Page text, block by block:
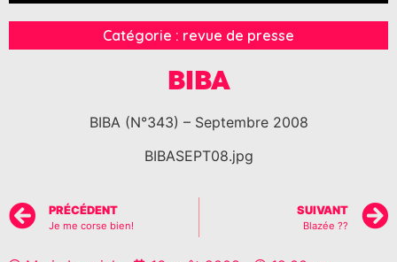
Catégorie : revue de presse
BIBA
BIBA (N°343) – Septembre 2008
BIBASEPT08.jpg
PRÉCÉDENT
Je me corse bien!
SUIVANT
Blazée ??